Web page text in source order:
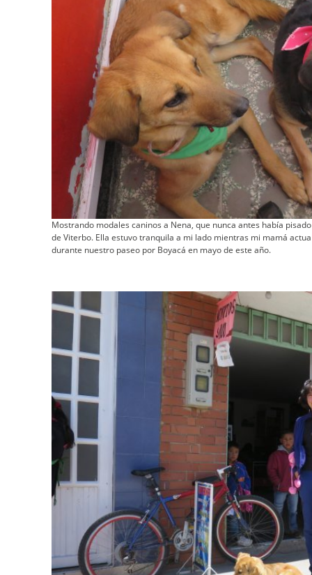
Mostrando modales caninos a Nena, que nunca antes había
de Viterbo. Ella estuvo tranquila a mi lado mientras mi mamá
durante nuestro paseo por Boyacá en mayo de este año.